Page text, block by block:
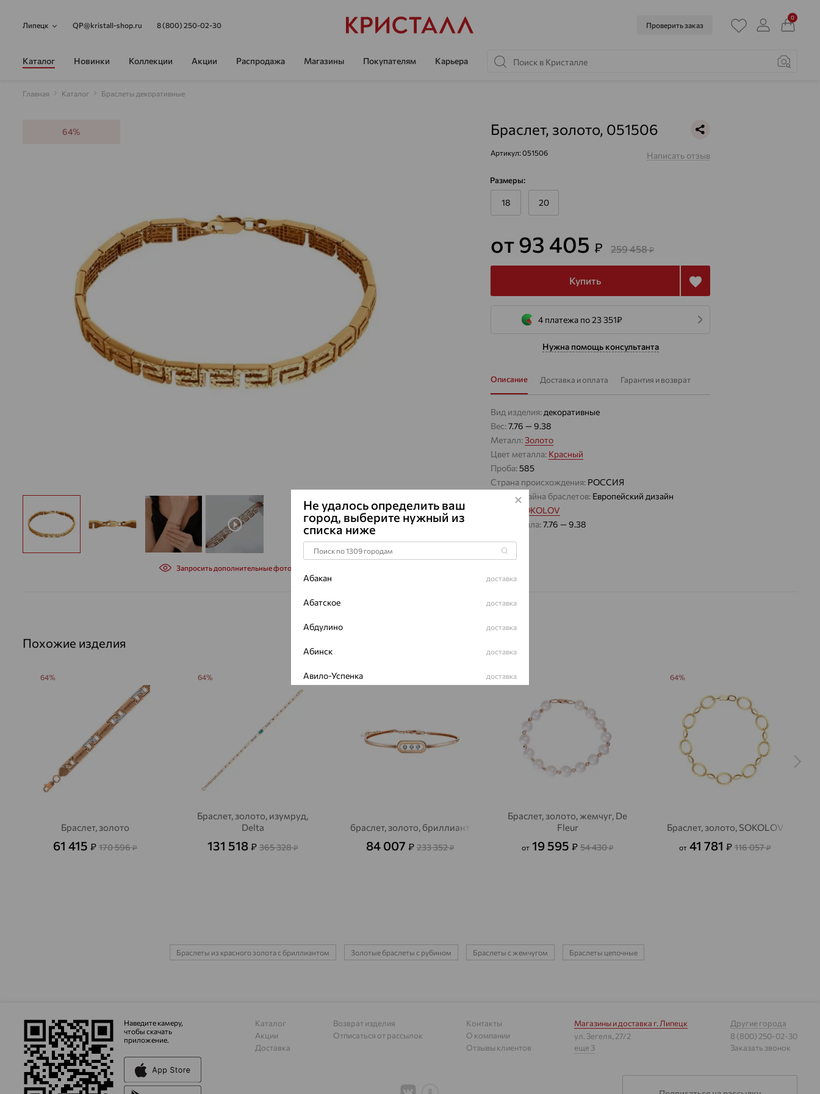
Липецк QP@kristall-shop.ru 8 (800) 250-02-30 Проверить заказ
0
Каталог Новинки Коллекции Акции Распродажа Магазины Покупателям Карьера
Главная Каталог Браслеты декоративные
64%
Запросить дополнительные фото
Браслет, золото, 051506
Артикул: 051506 Написать отзыв
Размеры:
18 20
от 93 405 ₽ 259 458₽
Купить
4 платежа по 23 351₽
Нужна помощь консультанта
Описание Доставка и оплата Гарантия и возврат
Вид изделия: декоративные
Вес:7.76 — 9.38
Металл:Золото
Цвет металла: Красный
Проба:585
Страна происхождения: РОССИЯ
Виды дизайна браслетов: Европейский дизайн
SOKOLOV
Вес металла:7.76 — 9.38
Похожие изделия
Браслет, золото
61 415 ₽ 170 596₽
64%
Браслет, золото, изумруд,
Delta
131 518 ₽ 365 328₽
64%
браслет, золото, бриллиант
84 007 ₽ 233 352₽
64%
Браслет, золото, жемчуг, De
Fleur
от 19 595 ₽ 54 430₽
64%
Браслет, золото, SOKOLOV
от 41 781 ₽ 116 057₽
64%
Браслеты из красного золота с бриллиантом Золотые браслеты с рубином Браслеты с жемчугом Браслеты цепочные
Наведите камеру,
чтобы скачать
приложение.
Каталог
Акции
Доставка
Возврат изделия
Отписаться от рассылок
Контакты
О компании
Отзывы клиентов
Магазины и доставка г. Липецк
ул. Зегеля, 27/2
еще 3
Другие города
8 (800) 250-02-30
Заказать звонок
Не удалось определить ваш
город, выберите нужный из
списка ниже
Абакан доставка
Абатское доставка
Абдулино доставка
Абинск доставка
Авило-Успенка доставка
Адыгейск доставка
Актюбинский, Азнакаевский район доставка
доставка